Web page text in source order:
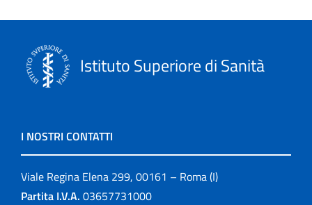
Istituto Superiore di Sanità
I NOSTRI CONTATTI
Viale Regina Elena 299, 00161 – Roma (I)
Partita I.V.A. 03657731000